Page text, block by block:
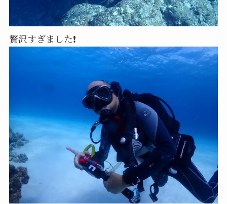
贅沢すぎました❗